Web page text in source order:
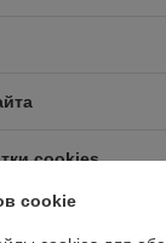
cookies
Deal.by
cookie